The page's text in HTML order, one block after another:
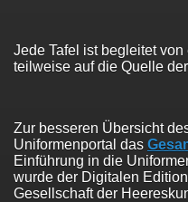
Jede Tafel ist begleitet
teilweise auf die Quelle
Zur besseren Übersicht
Uniformenportal das
Einführung in die
wurde der Digitalen
Gesellschaft der